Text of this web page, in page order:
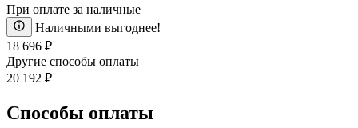
При оплате за наличные
Наличными выгоднее!
18 696 ₽
Другие способы оплаты
20 192 ₽
Способы оплаты